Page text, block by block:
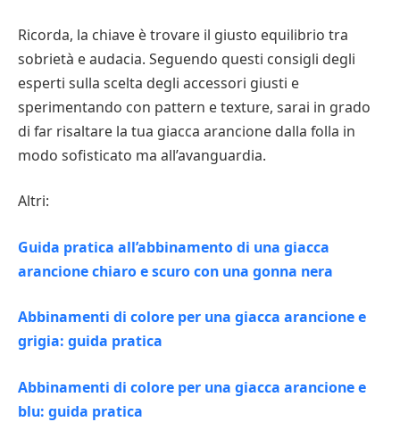
Ricorda, la chiave è trovare il giusto equilibrio tra
sobrietà e audacia. Seguendo questi consigli degli
esperti sulla scelta degli accessori giusti e
sperimentando con pattern e texture, sarai in grado
di far risaltare la tua giacca arancione dalla folla in
modo sofisticato ma all’avanguardia.
Altri:
Guida pratica all’abbinamento di una giacca
arancione chiaro e scuro con una gonna nera
Abbinamenti di colore per una giacca arancione e
grigia: guida pratica
Abbinamenti di colore per una giacca arancione e
blu: guida pratica